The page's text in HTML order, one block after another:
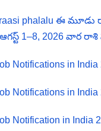
phalalu ఈ మూడు
1–8, 2026 వార
Notifications in India
Notifications in India
Notification in India